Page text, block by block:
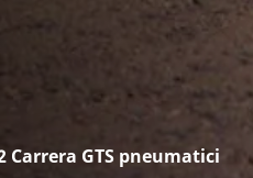
Carrera GTS pneumatici